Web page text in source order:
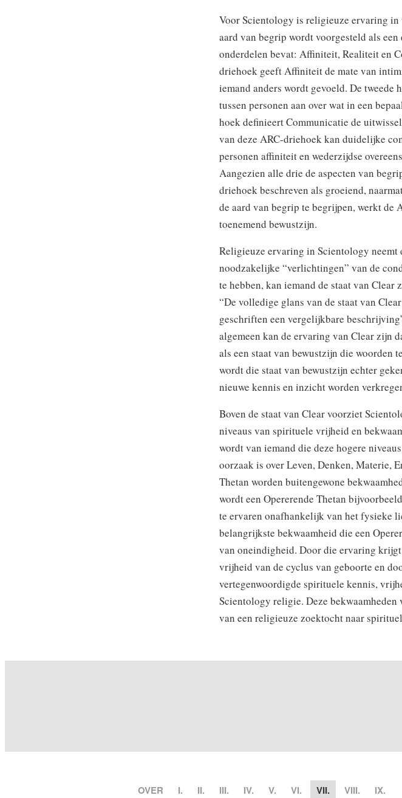
Voor Scientology is religieuze ervaring in
aard van begrip wordt voorgesteld als
onderdelen bevat: Affiniteit, Realiteit en
driehoek geeft Affiniteit de mate van
iemand anders wordt gevoeld. De tweede
tussen personen aan over wat in een
hoek definieert Communicatie de
van deze ARC-driehoek kan duidelijke
personen affiniteit en wederzijdse
Aangezien alle drie de aspecten van
driehoek beschreven als groeiend,
de aard van begrip te begrijpen, werkt de
toenemend bewustzijn.
Religieuze ervaring in Scientology neemt
noodzakelijke “verlichtingen” van de
te hebben, kan iemand de staat van
“De volledige glans van de staat van
geschriften een vergelijkbare
algemeen kan de ervaring van Clear zijn
als een staat van bewustzijn die woorden
wordt die staat van bewustzijn echter
nieuwe kennis en inzicht worden
Boven de staat van Clear voorziet
niveaus van spirituele vrijheid en
wordt van iemand die deze hogere
oorzaak is over Leven, Denken, Materie,
Thetan worden buitengewone
wordt een Opererende Thetan
te ervaren onafhankelijk van het fysieke
belangrijkste bekwaamheid die een
van oneindigheid. Door die ervaring
vrijheid van de cyclus van geboorte en
vertegenwoordigde spirituele kennis,
Scientology religie. Deze
van een religieuze zoektocht naar
OVER I. II. III. IV. V. VI. VII. VIII. IX.